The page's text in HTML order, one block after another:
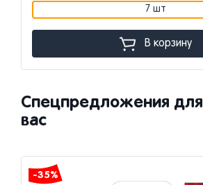
7 шт
В корзину
Спецпредложения для
вас
-35%